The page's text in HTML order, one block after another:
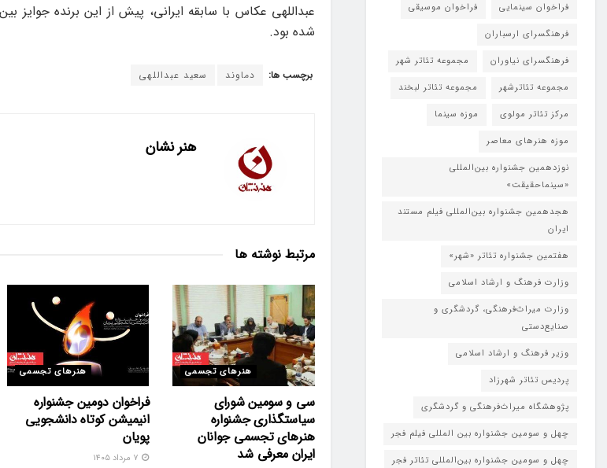
عبداللهی عکاس با سابقه ایرانی، پیش از این برنده جوایز
شده بود.
برچسب ها: دماوند سعید عبداللهی
هنر نشان
مرتبط نوشته ها
هنرهای تجسمی
سی و سومین شورای
سیاستگذاری جشنواره
هنرهای تجسمی جوانان
ایران معرفی شد
هنرهای تجسمی
فراخوان دومین جشنواره
انیمیشن کوتاه دانشجویی
پویان
فراخوان سینمایی
فراخوان موسیقی
فرهنگسرای ارسباران
فرهنگسرای نیاوران
مجموعه تئاتر شهر
مجموعه تئاترشهر
مجموعه تئاتر لبخند
مرکز تئاتر مولوی
موزه سینما
موزه هنرهای معاصر
نوزدهمین جشنواره بین‌المللی
«سینماحقیقت»
هجدهمین جشنواره بین‌المللی فیلم مستند
ایران
هفتمین جشنواره تئاتر «شهر»
وزارت فرهنگ و ارشاد اسلامی
وزارت میراث‌فرهنگی، گردشگری و
صنایع‌دستی
وزیر فرهنگ و ارشاد اسلامی
پردیس تئاتر شهرزاد
پژوهشگاه میراث‌فرهنگی و گردشگری
چهل و سومین جشنواره بین المللی فیلم فجر
چهل و سومین جشنواره بین‌المللی تئاتر فجر